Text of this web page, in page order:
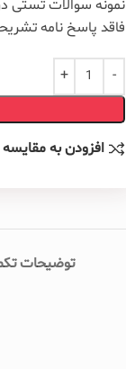
نمونه سوالات تستی
فاقد پاسخ نامه
افزودن به مقایسه
توضیحات